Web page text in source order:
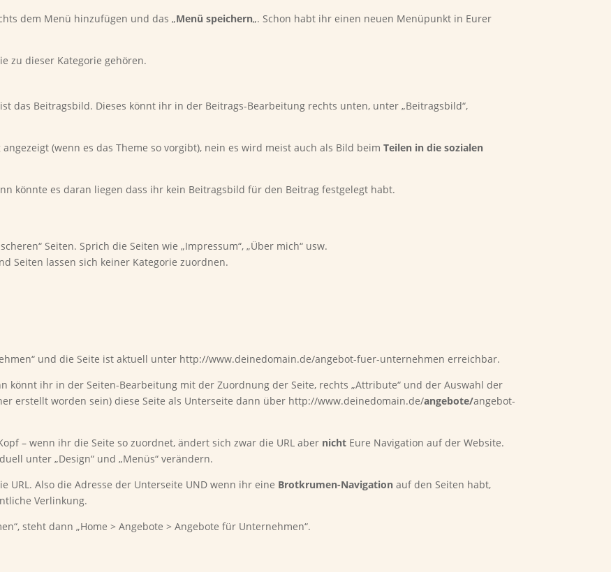
dem Menü hinzufügen und das „Menü speichern„. Schon habt ihr einen neuen Menüpunkt in Eurer
zu dieser Kategorie gehören.
das Beitragsbild. Dieses könnt ihr in der Beitrags-Bearbeitung rechts unten, unter „Beitragsbild“,
(wenn es das Theme so vorgibt), nein es wird meist auch als Bild beimTeilen in die sozialen
könnte es daran liegen dass ihr kein Beitragsbild für den Beitrag festgelegt habt.
Seiten. Sprich die Seiten wie „Impressum“, „Über mich“ usw.
Seiten lassen sich keiner Kategorie zuordnen.
und die Seite ist aktuell unter http://www.deinedomain.de/angebot-fuer-unternehmen erreichbar.
könnt ihr in der Seiten-Bearbeitung mit der Zuordnung der Seite, rechts „Attribute“ und der Auswahl der
erstellt worden sein) diese Seite als Unterseite dann über http://www.deinedomain.de/angebote/angebot-
– wenn ihr die Seite so zuordnet, ändert sich zwar die URL aber nicht Eure Navigation auf der Website.
unter „Design“ und „Menüs“ verändern.
URL. Also die Adresse der Unterseite UND wenn ihr eine Brotkrumen-Navigation auf den Seiten habt,
Verlinkung.
steht dann „Home > Angebote > Angebote für Unternehmen“.